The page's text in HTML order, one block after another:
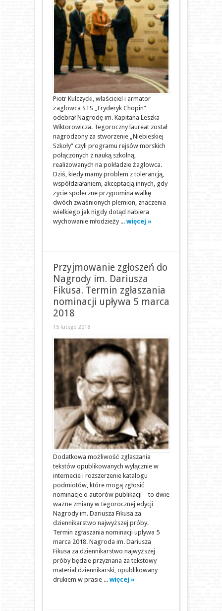
Piotr Kulczycki, właściciel i armator
żaglowca STS „Fryderyk Chopin”
odebrał Nagrodę im. Kapitana Leszka
Wiktorowicza. Tegoroczny laureat został
nagrodzony za stworzenie „Niebieskiej
Szkoły” czyli programu rejsów morskich
połączonych z nauką szkolną,
realizowanych na pokładzie żaglowca.
Dziś, kiedy mamy problem z tolerancją,
współdziałaniem, akceptacją innych, gdy
życie społeczne przypomina walkę
dwóch zwaśnionych plemion, znaczenia
wielkiego jak nigdy dotąd nabiera
wychowanie młodzieży ... więcej »
Przyjmowanie zgłoszeń do
Nagrody im. Dariusza
Fikusa. Termin zgłaszania
nominacji upływa 5 marca
2018
15 lutego 2018
Dodatkowa możliwość zgłaszania
tekstów opublikowanych wyłącznie w
internecie i rozszerzenie katalogu
podmiotów, które mogą zgłosić
nominacje o autorów publikacji – to dwie
ważne zmiany w tegorocznej edycji
Nagrody im. Dariusza Fikusa za
dziennikarstwo najwyższej próby.
Termin zgłaszania nominacji upływa 5
marca 2018. Nagroda im. Dariusza
Fikusa za dziennikarstwo najwyższej
próby będzie przyznana za tekstowy
materiał dziennikarski, opublikowany
drukiem w prasie ... więcej »